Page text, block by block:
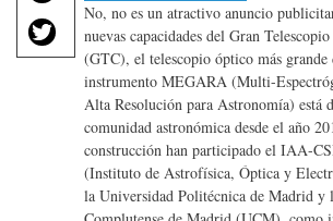
e
T
w
it
te
No, no es un atractivo anuncio
nuevas capacidades del Gran
(GTC), el telescopio óptico más
instrumento MEGARA (Multi-
Alta Resolución para Astronomía) está
comunidad astronómica desde el año
construcción han participado el IAA-
(Instituto de Astrofísica, Óptica y
la Universidad Politécnica de Madrid y